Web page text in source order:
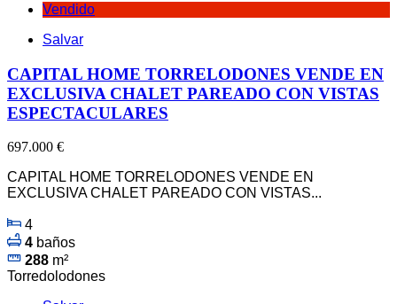
Vendido
Salvar
CAPITAL HOME TORRELODONES VENDE EN
EXCLUSIVA CHALET PAREADO CON VISTAS
ESPECTACULARES
697.000 €
CAPITAL HOME TORRELODONES VENDE EN
EXCLUSIVA CHALET PAREADO CON VISTAS...
4
4 baños
288 m²
Torredolodones